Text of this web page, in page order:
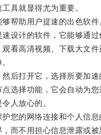
具就显得尤为重要。
助用户提速的出色软件
计的软件，它能够通过
高清视频、下载大文件
打开它，选择所要加速
择功能，它会自动为您
人放心的。
的网络连接和个人信息
不用担心信息泄露或被